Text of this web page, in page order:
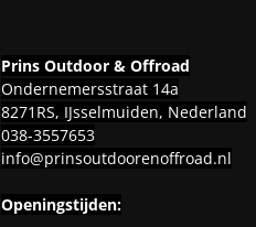
Prins Outdoor & Offroad
Ondernemersstraat 14a
8271RS, IJsselmuiden, Nederland
038-3557653
info@prinsoutdoorenoffroad.nl
Openingstijden: